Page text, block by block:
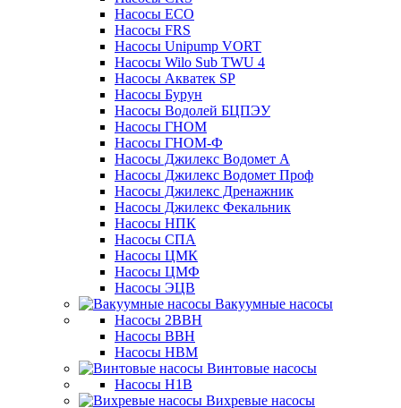
Насосы ECO
Насосы FRS
Насосы Unipump VORT
Насосы Wilo Sub TWU 4
Насосы Акватек SP
Насосы Бурун
Насосы Водолей БЦПЭУ
Насосы ГНОМ
Насосы ГНОМ-Ф
Насосы Джилекс Водомет А
Насосы Джилекс Водомет Проф
Насосы Джилекс Дренажник
Насосы Джилекс Фекальник
Насосы НПК
Насосы СПА
Насосы ЦМК
Насосы ЦМФ
Насосы ЭЦВ
Вакуумные насосы
Насосы 2ВВН
Насосы ВВН
Насосы НВМ
Винтовые насосы
Насосы Н1В
Вихревые насосы